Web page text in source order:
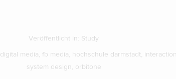
Veröffentlicht in: Study
digital media, fb media, hochschule darmstadt,
system design, orbitone